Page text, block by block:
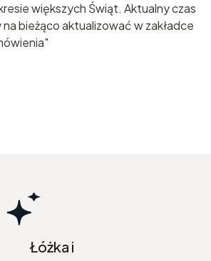
większych Świąt. Aktualny czas
bieżąco aktualizować w zakładce
Łóżka i